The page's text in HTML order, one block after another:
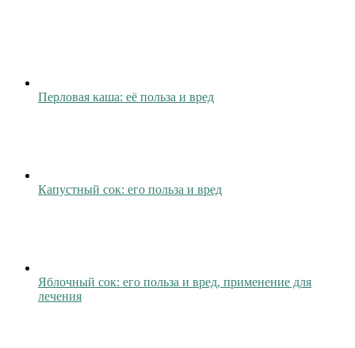
Перловая каша: её польза и вред
Капустный сок: его польза и вред
Яблочный сок: его польза и вред, применение для
лечения